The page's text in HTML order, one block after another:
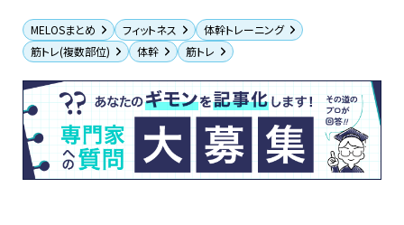
MELOSまとめ フィットネス
体幹トレーニング
筋トレ(複数部位)
体幹 筋トレ